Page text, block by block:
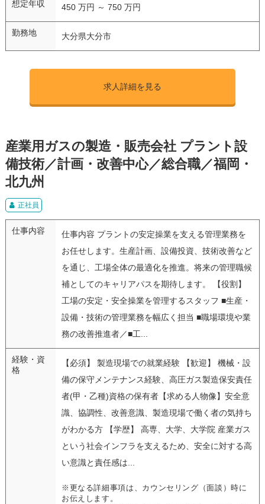
想定年収 450 万円 ～ 750 万円
勤務地 大分県大分市
求人詳細を見る
産業用ガスの製造・販売会社 プラント設
備技術／計画・改善中心／総合職／福岡・
北九州
正社員
仕事内容
仕事内容 プラントの安定操業を支える管理業務を
お任せします。生産計画、設備投資、技術改善など
を通じ、工場全体の最適化を推進。将来の管理職候
補としてのキャリアパスを期待します。 【役割】
工場の安定・安全操業を管理するスタッフ ■生産・
設備・技術の管理業務を幅広く担当 ■職場環境や業
務の改善推進者／■工...
経験・資
格
【必須】 製造現場での就業経験 【歓迎】 機械・設
備の保守メンテナンス経験、高圧ガス製造保安責任
者(甲・乙種)資格の保有者【求める人物像】安全意
識、協調性、改善意識、製造現場で働く者の気持ち
がわかる方 【学歴】 高専、大学、大学院 産業ガス
という社会インフラを支えるため、安全に対する高
い意識と責任感は...
※更なる詳細事項は、カウンセリング（面談）時に
お伝えします。